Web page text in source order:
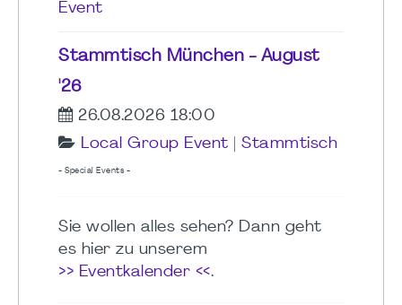
Event
Stammtisch München - August
'26
26.08.2026 18:00
Local Group Event
Stammtisch
- Special Events -
Sie wollen alles sehen? Dann geht
es hier zu unserem
>> Eventkalender <<.